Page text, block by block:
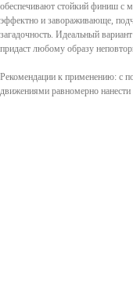
обеспечивают стойкий финиш с
эффектно и завораживающе,
загадочность. Идеальный
придаст любому образу
Рекомендации к применению: с
движениями равномерно нанести